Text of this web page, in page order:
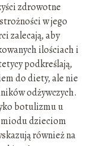
zdrowotne
w jego
zalecają, aby
ilościach i
podkreślają,
do diety, ale nie
odżywczych.
botulizmu u
dzieciom
również na